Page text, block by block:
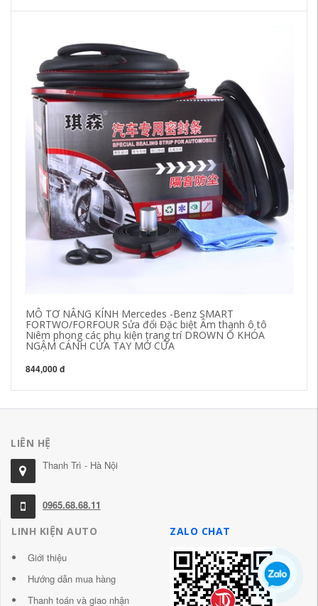
MÔ TƠ NÂNG KÍNH Mercedes -Benz SMART
FORTWO/FORFOUR Sửa đổi Đặc biệt Âm thanh ô tô
Niêm phong các phụ kiện trang trí DROWN Ổ KHÓA
NGẬM CÁNH CỬA TAY MỞ CỬA
844,000 đ
LIÊN HỆ
Thanh Trì - Hà Nội
0965.68.68.11
LINH KIỆN AUTO
Giới thiệu
Hướng dẫn mua hàng
Thanh toán và giao nhận
ZALO CHAT